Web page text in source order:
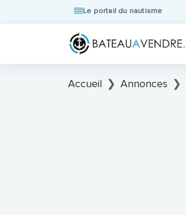
Le portail du nautisme
Accueil Annonces